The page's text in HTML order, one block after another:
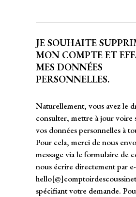
JE SOUHAITE
MON COMPTE ET
MES DONNÉES
PERSONNELLES.
Naturellement, vous avez le
consulter, mettre à jour voire
vos données personnelles à
Pour cela, merci de nous
message via le formulaire de
nous écrire directement par
spécifiant votre demande.